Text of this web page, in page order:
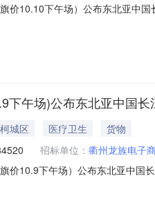
旗价10.10下午场）公布东北亚中
口“甲醇”中下游主体采购意向
下午场)公布东北亚中国
城区 医疗卫生
货物
招标单位： 衢州龙族电子
旗价10.9下午场）公布东北亚中
口“甲醇”中下游主体采购意向